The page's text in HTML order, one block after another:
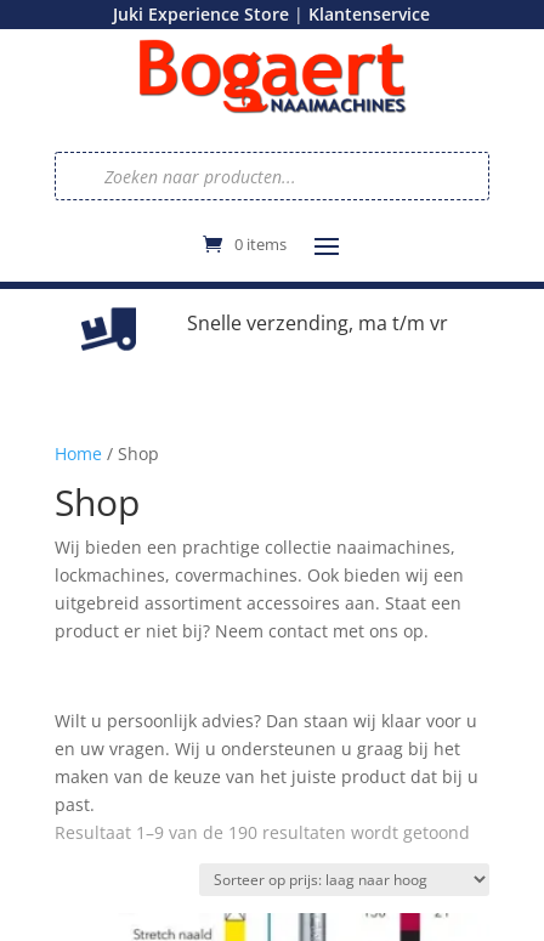
Juki Experience Store | Klantenservice
Producten
zoeken
0 items
Snelle verzending, ma t/m vr
Home/ Shop
Shop
Wij bieden een prachtige collectie naaimachines,
lockmachines, covermachines. Ook bieden wij een
uitgebreid assortiment accessoires aan. Staat een
product er niet bij? Neem contact met ons op.
Wilt u persoonlijk advies? Dan staan wij klaar voor u
en uw vragen. Wij u ondersteunen u graag bij het
maken van de keuze van het juiste product dat bij u
past.
Resultaat 1–9 van de 190 resultaten wordt getoond
prijs: